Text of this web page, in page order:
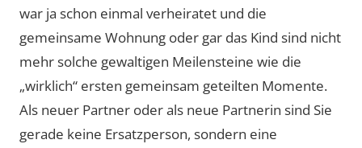
war ja schon einmal verheiratet und die
gemeinsame Wohnung oder gar das Kind sind nicht
mehr solche gewaltigen Meilensteine wie die
„wirklich“ ersten gemeinsam geteilten Momente.
Als neuer Partner oder als neue Partnerin sind Sie
gerade keine Ersatzperson, sondern eine